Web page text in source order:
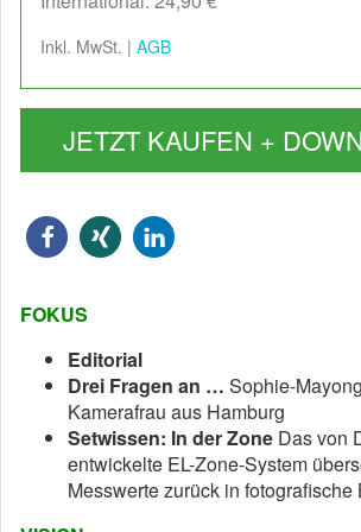
Inkl. MwSt. | AGB
JETZT KAUFEN +
FOKUS
Editorial
Drei Fragen an­ … Sophie-
Kamerafrau aus Hamburg
Setwissen: In der Zone Das von
entwickelte EL-Zone-System
Messwerte zurück in fotografische